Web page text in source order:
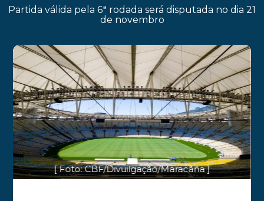
Partida válida pela 6ª rodada será disputada no dia 21
de novembro
[ Foto: CBF/Divuilgação/Maracãna ]